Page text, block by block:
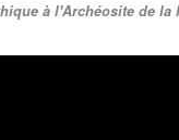
à l'Archéosite de la